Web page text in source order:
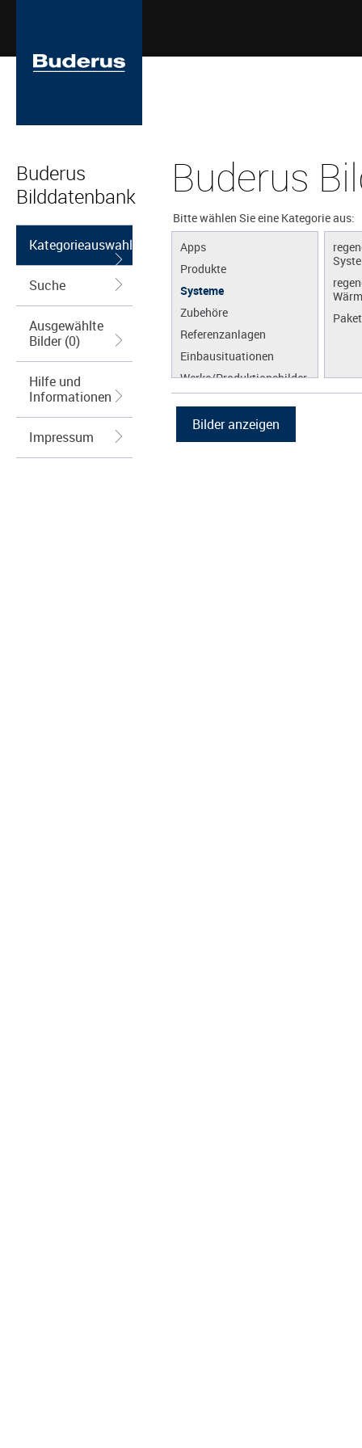
Buderus
Bilddatenbank
Kategorieauswahl
Suche
Ausgewählte
Bilder (0)
Hilfe und
Informationen
Impressum
Buderus
Bitte wählen Sie eine Kategorie aus:
Apps
Produkte
Systeme
Zubehöre
Referenzanlagen
Einbausituationen
Werke/Produktionsbilder
Grafiken